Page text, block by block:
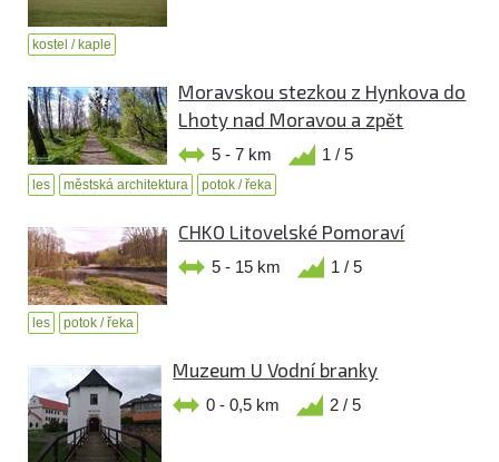
kostel / kaple
Moravskou stezkou z Hynkova do
Lhoty nad Moravou a zpět
5 - 7 km 1 / 5
les městská architektura potok / řeka
CHKO Litovelské Pomoraví
5 - 15 km 1 / 5
les potok / řeka
Muzeum U Vodní branky
0 - 0,5 km 2 / 5